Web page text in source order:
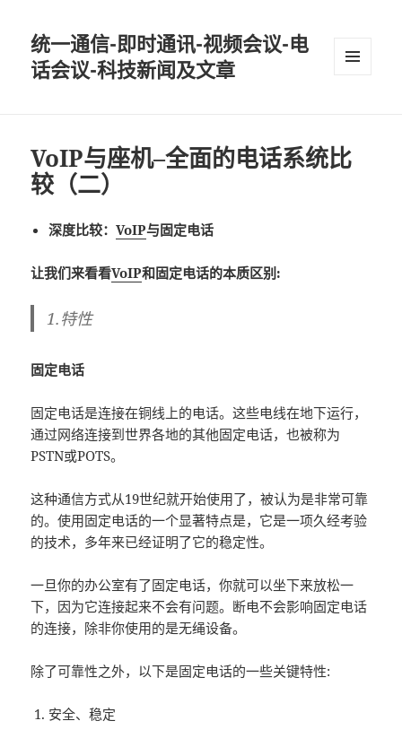
统一通信-即时通讯-视频会议-电
话会议-科技新闻及文章
VoIP与座机–全面的电话系统比
较（二）
深度比较：VoIP与固定电话
让我们来看看VoIP和固定电话的本质区别:
1.特性
固定电话
固定电话是连接在铜线上的电话。这些电线在地下运行，
通过网络连接到世界各地的其他固定电话，也被称为
PSTN或POTS。
这种通信方式从19世纪就开始使用了，被认为是非常可靠
的。使用固定电话的一个显著特点是，它是一项久经考验
的技术，多年来已经证明了它的稳定性。
一旦你的办公室有了固定电话，你就可以坐下来放松一
下，因为它连接起来不会有问题。断电不会影响固定电话
的连接，除非你使用的是无绳设备。
除了可靠性之外，以下是固定电话的一些关键特性:
安全、稳定